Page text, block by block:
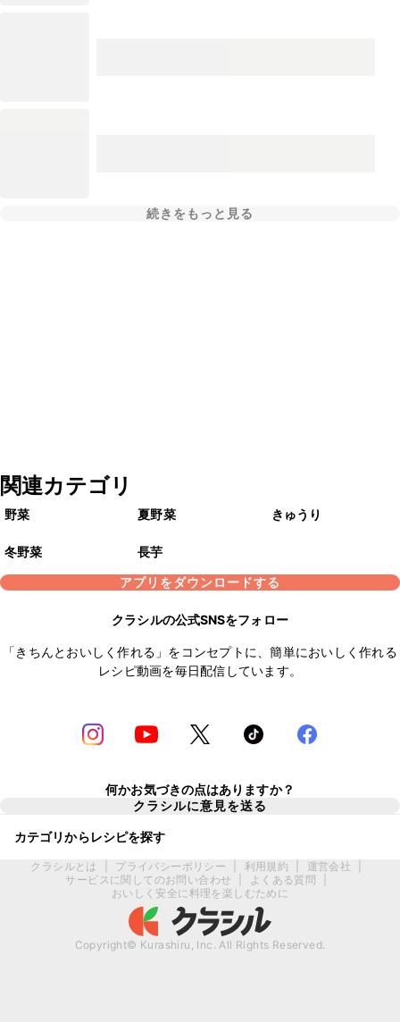
続きをもっと見る
関連カテゴリ
野菜 夏野菜 きゅうり
冬野菜
長芋
アプリをダウンロードする
クラシルの公式SNSをフォロー
「きちんとおいしく作れる」をコンセプトに、簡単においしく作れる
レシピ動画を毎日配信しています。
何かお気づきの点はありますか？
クラシルに意見を送る
カテゴリからレシピを探す
クラシルとは プライバシーポリシー 利用規約 運営会社
サービスに関してのお問い合わせ
よくある質問
おいしく安全に料理を楽しむために
Copyright© Kurashiru, Inc. All Rights Reserved.